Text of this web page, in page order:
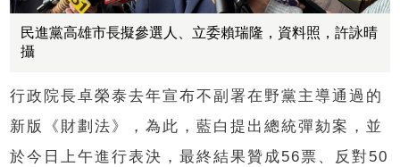
民進黨高雄市長擬參選人、立委賴瑞隆，資料照，許詠晴
攝
行政院長卓榮泰去年宣布不副署在野黨主導通過的
新版《財劃法》，為此，藍白提出總統彈劾案，並
於今日上午進行表決，最終結果贊成56票、反對50